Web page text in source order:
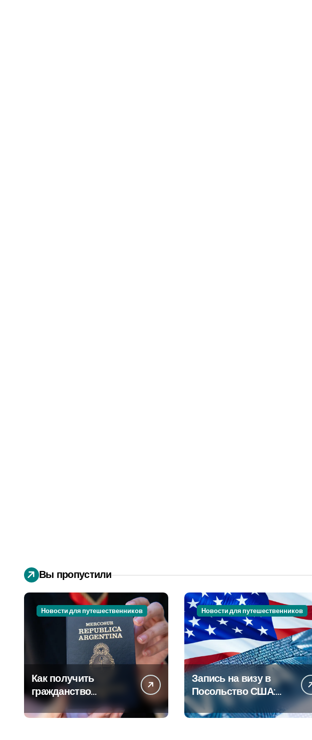
Вы пропустили
Новости для путешественников
Как получить
гражданство
Аргентины: Полное
руководство
Новости для путешественников
Запись на визу в
Посольство США:
Пошаговое
руководство